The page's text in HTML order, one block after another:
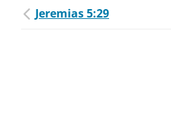
Jeremias 5:29